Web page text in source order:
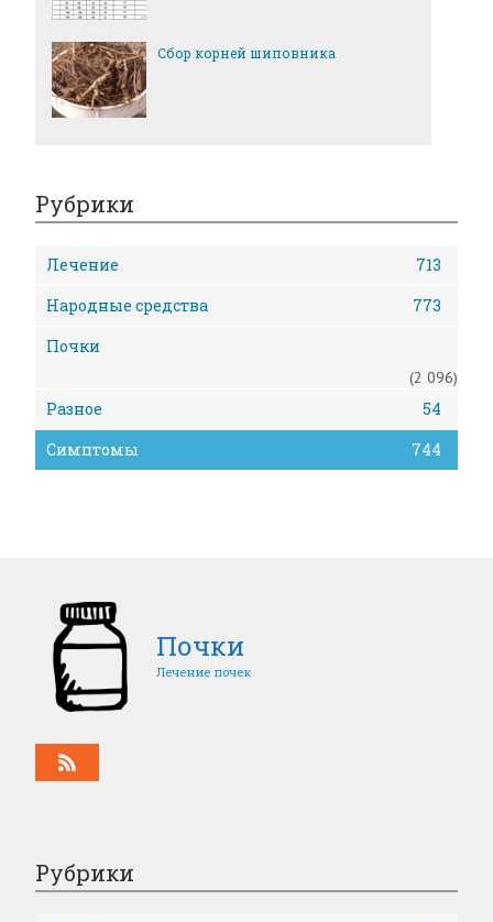
Сбор корней шиповника
Рубрики
Лечение
713
Народные средства
773
Почки
(2 096)
Разное
54
Симптомы
744
Почки
Лечение почек
Рубрики